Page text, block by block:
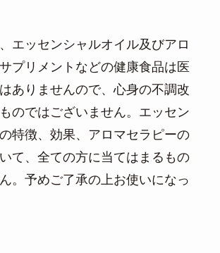
エッセンシャルオイル及びアロ
プリメントなどの健康食品は医
ありませんので、心身の不調改
のではございません。エッセン
特徴、効果、アロマセラピーの
て、全ての方に当てはまるもの
。予めご了承の上お使いになっ